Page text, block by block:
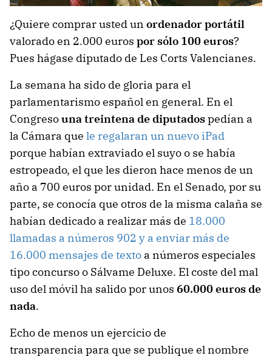
¿Quiere comprar usted un ordenador portátil
valorado en 2.000 euros por sólo 100 euros?
Pues hágase diputado de Les Corts Valencianes.
La semana ha sido de gloria para el
parlamentarismo español en general. En el
Congresouna treintena de diputadospedían a
la Cámara que le regalaran un nuevo iPad
porque habían extraviado el suyo o se había
estropeado, el que les dieron hace menos de un
año a 700 euros por unidad. En el Senado, por su
parte, se conocía que otros de la misma calaña se
habían dedicado a realizar más de 18.000
llamadas a números 902 y a enviar más de
16.000 mensajes de texto a números especiales
tipo concurso o Sálvame Deluxe. El coste del mal
uso del móvil ha salido por unos 60.000 euros de
nada.
Echo de menos un ejercicio de
transparencia para que se publique el nombre